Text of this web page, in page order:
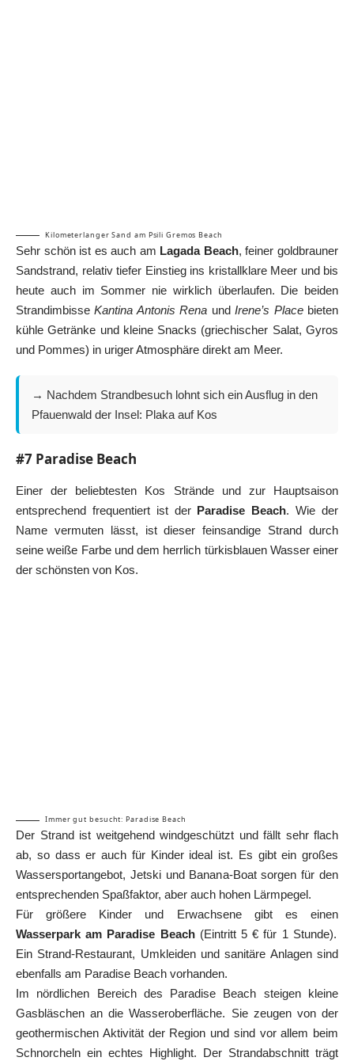
Kilometerlanger Sand am Psili Gremos Beach
Sehr schön ist es auch am Lagada Beach, feiner goldbrauner
Sandstrand, relativ tiefer Einstieg ins kristallklare Meer und bis
heute auch im Sommer nie wirklich überlaufen. Die beiden
StrandimbisseKantina Antonis Rena undIrene’s Placebieten
kühle Getränke und kleine Snacks (griechischer Salat, Gyros
und Pommes) in uriger Atmosphäre direkt am Meer.
→ Nachdem Strandbesuch lohnt sich ein Ausflug in den
Pfauenwald der Insel: Plaka auf Kos
#7 Paradise Beach
Einer der beliebtesten Kos Strände und zur Hauptsaison
entsprechend frequentiert ist der Paradise Beach. Wie der
Name vermuten lässt, ist dieser feinsandige Strand durch
seine weiße Farbe und dem herrlich türkisblauen Wasser einer
der schönsten von Kos.
Immer gut besucht: Paradise Beach
Der Strand ist weitgehend windgeschützt und fällt sehr flach
ab, so dass er auch für Kinder ideal ist. Es gibt ein großes
Wassersportangebot, Jetski und Banana-Boat sorgen für den
entsprechenden Spaßfaktor, aber auch hohen Lärmpegel.
Für größere Kinder und Erwachsene gibt es einen
Wasserpark am Paradise Beach(Eintritt 5 € für 1 Stunde).
Ein Strand-Restaurant, Umkleiden und sanitäre Anlagen sind
ebenfalls am Paradise Beach vorhanden.
Im nördlichen Bereich des Paradise Beach steigen kleine
Gasbläschen an die Wasseroberfläche. Sie zeugen von der
geothermischen Aktivität der Region und sind vor allem beim
Schnorcheln ein echtes Highlight. Der Strandabschnitt trägt